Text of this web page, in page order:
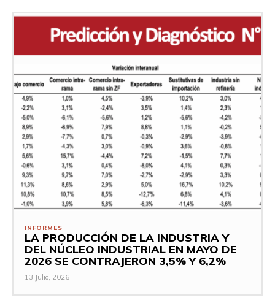
INFORMES
LA PRODUCCIÓN DE LA INDUSTRIA Y
DEL NÚCLEO INDUSTRIAL EN MAYO DE
2026 SE CONTRAJERON 3,5% Y 6,2%
13 Julio, 2026